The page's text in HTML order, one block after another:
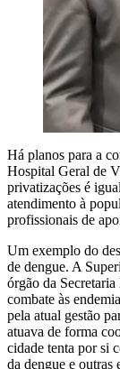
Há planos para a
Hospital Geral de
privatizações é
atendimento à
profissionais de
Um exemplo do
de dengue. A
órgão da
combate às
pela atual gestão
atuava de forma
cidade tenta por si
da dengue e outras